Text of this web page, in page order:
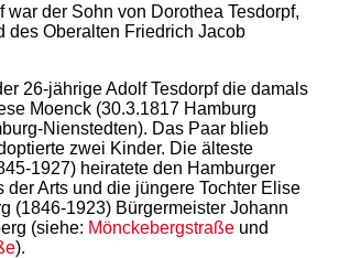
war der Sohn von Dorothea Tesdorpf,
des Oberalten Friedrich Jacob
26-jährige Adolf Tesdorpf die damals
Moenck (30.3.1817 Hamburg
Nienstedten). Das Paar blieb
zwei Kinder. Die älteste
1927) heiratete den Hamburger
der Arts und die jüngere Tochter Elise
(1846-1923) Bürgermeister Johann
(siehe: Mönckebergstraße und
).